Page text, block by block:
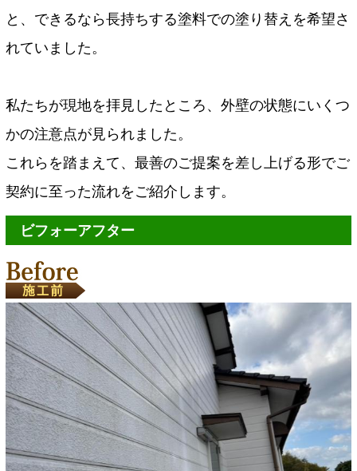
と、できるなら長持ちする塗料での塗り替えを希望さ
れていました。
私たちが現地を拝見したところ、外壁の状態にいくつ
かの注意点が見られました。
これらを踏まえて、最善のご提案を差し上げる形でご
契約に至った流れをご紹介します。
ビフォーアフター